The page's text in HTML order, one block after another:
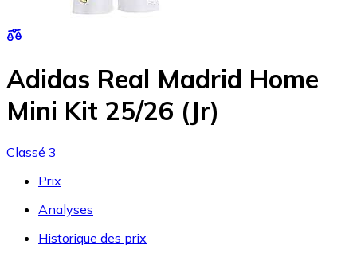
Adidas Real Madrid Home
Mini Kit 25/26 (Jr)
Classé 3
Prix
Analyses
Historique des prix